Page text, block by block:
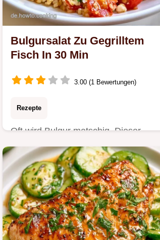
Bulgursalat Zu Gegrilltem
Fisch In 30 Min
3.00 (1 Bewertungen)
Rezepte
Oft wird Bulgur matschig. Dieser
Bulgursalat zu gegrilltem Fisch setzt
auf Quellen für mehr…